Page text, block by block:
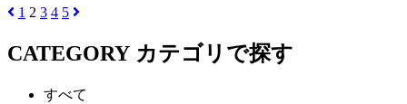
1 2 3 4 5
CATEGORY カテゴリで探す
すべて